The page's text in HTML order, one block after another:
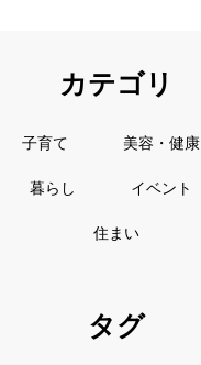
カテゴリ
子育て 美容・健康
暮らし イベント
住まい
タグ